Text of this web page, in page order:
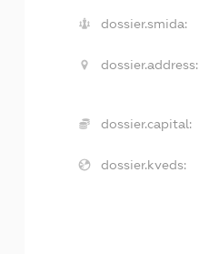
dossier.smida:
dossier.address:
dossier.capital:
dossier.kveds: